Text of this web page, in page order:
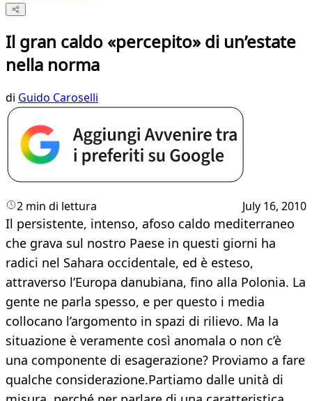
Il gran caldo «percepito» di un’estate
nella norma
di Guido Caroselli
2 min di lettura July 16, 2010
Il persistente, intenso, afoso caldo mediterraneo
che grava sul nostro Paese in questi giorni ha
radici nel Sahara occidentale, ed è esteso,
attraverso l’Europa danubiana, fino alla Polonia. La
gente ne parla spesso, e per questo i media
collocano l’argomento in spazi di rilievo. Ma la
situazione è veramente così anomala o non c’è
una componente di esagerazione? Proviamo a fare
qualche considerazione.Partiamo dalle unità di